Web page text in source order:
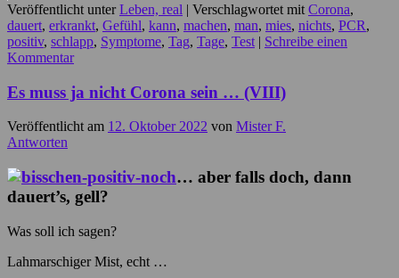
Veröffentlicht unter Leben, real | Verschlagwortet mit Corona,
dauert, erkrankt, Gefühl, kann, machen, man, mies, nichts, PCR,
positiv, schlapp, Symptome, Tag, Tage, Test | Schreibe einen
Kommentar
Es muss ja nicht Corona sein … (VIII)
Veröffentlicht am 12. Oktober 2022 von Mister F.
Antworten
… aber falls doch, dann
dauert’s, gell?
Was soll ich sagen?
Lahmarschiger Mist, echt …